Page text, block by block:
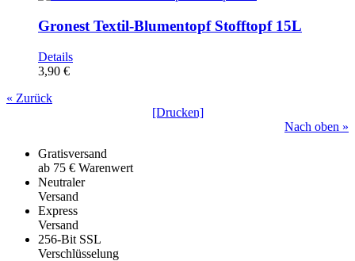
Gronest Textil-Blumentopf Stofftopf 15L
Details
3,90 €
« Zurück
[Drucken]
Nach oben »
Gratisversand
ab 75 € Warenwert
Neutraler
Versand
Express
Versand
256-Bit SSL
Verschlüsselung